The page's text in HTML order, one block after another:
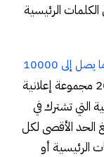
الرئيسية
يحتوي حساب إعلانات Google على ما يصل إلى 10000
وتتيح لك Google إمكانية إعداد 20000 مجموعة إعلانية
التي تشترك في
الحد الأقصى لكل
الرئيسية أو